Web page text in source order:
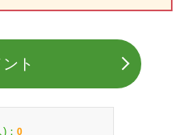
ト
)： 0